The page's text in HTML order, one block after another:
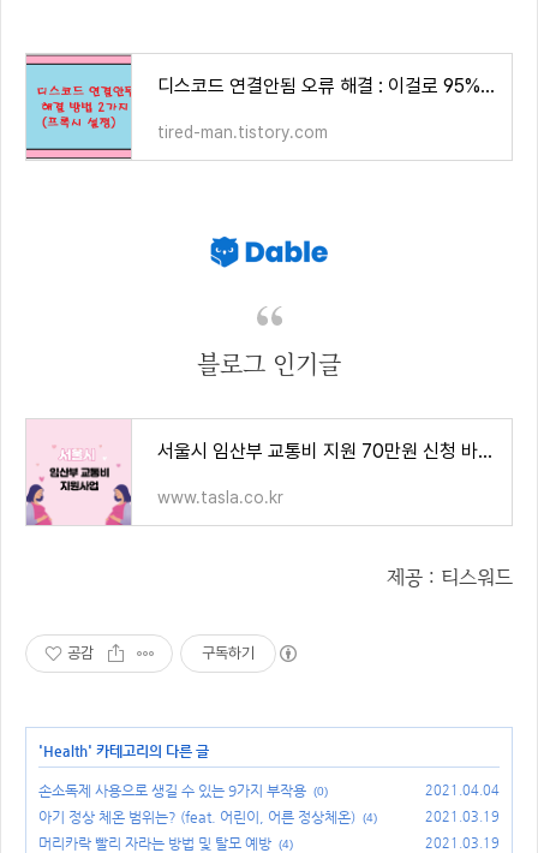
디스코드 연결안됨 오류 해결 : 이걸로 95% 해결됨
tired-man.tistory.com
블로그 인기글
서울시 임산부 교통비 지원 70만원 신청 바로가기
www.tasla.co.kr
제공 : 티스워드
공감 구독하기
'Health' 카테고리의 다른 글
손소독제 사용으로 생길 수 있는 9가지 부작용 (0) 2021.04.04
아기 정상 체온 범위는? (feat. 어린이, 어른 정상체온) (4) 2021.03.19
머리카락 빨리 자라는 방법 및 탈모 예방 (4) 2021.03.19